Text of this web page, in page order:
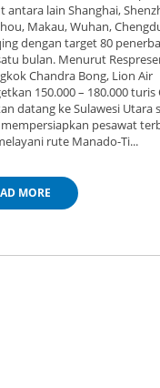
antara lain Shanghai,
Makau, Wuhan,
dengan target 80
bulan. Menurut
Chandra Bong, Lion Air
150.000 – 180.000 turis
datang ke Sulawesi Utara
pesawat
rute Manado-Ti...
MORE